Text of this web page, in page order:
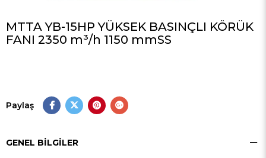
MTTA YB-15HP YÜKSEK BASINÇLI KÖRÜK
FANI 2350 m³/h 1150 mmSS
Paylaş
GENEL BILGILER